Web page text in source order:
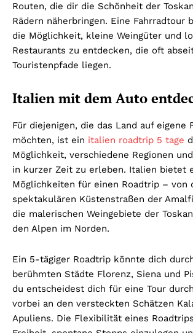
Routen, die dir die Schönheit der
Rädern näherbringen. Eine Fahrradtour
die Möglichkeit, kleine Weingüter und
Restaurants zu entdecken, die oft
Touristenpfade liegen.
Italien mit dem Auto
Für diejenigen, die das Land auf eigene
möchten, ist ein italien roadtrip 5 tage
Möglichkeit, verschiedene Regionen
in kurzer Zeit zu erleben. Italien bietet
Möglichkeiten für einen Roadtrip – von
spektakulären Küstenstraßen der
die malerischen Weingebiete der
den Alpen im Norden.
Ein 5-tägiger Roadtrip könnte dich
berühmten Städte Florenz, Siena und
du entscheidest dich für eine Tour
vorbei an den versteckten Schätzen
Apuliens. Die Flexibilität eines